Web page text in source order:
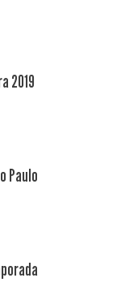
2019
Paulo